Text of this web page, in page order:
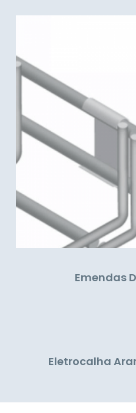
Emendas
Eletrocalha